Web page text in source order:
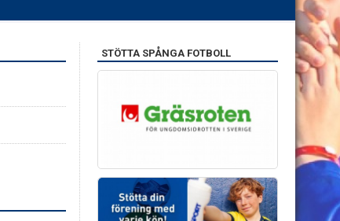
STÖTTA SPÅNGA FOTBOLL